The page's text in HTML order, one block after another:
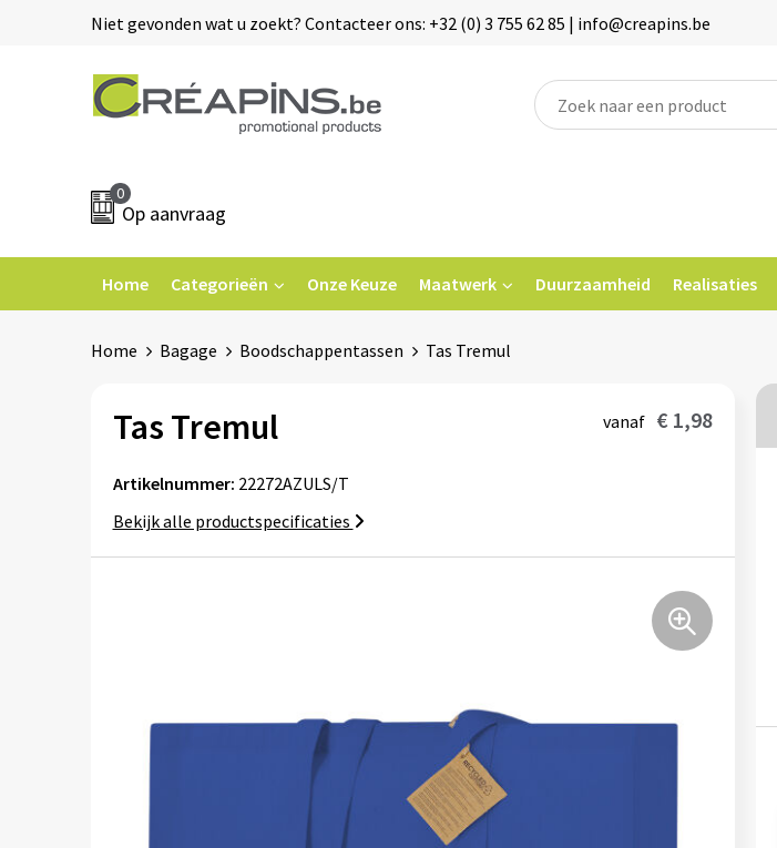
Niet gevonden wat u zoekt? Contacteer ons: +32 (0) 3 755 62 85 | info@creapins.be
0
Op aanvraag
Home Categorieën Onze Keuze Maatwerk Duurzaamheid Realisaties
Home Bagage Boodschappentassen Tas Tremul
Tas Tremul vanaf € 1,98
Artikelnummer: 22272AZULS/T
Bekijk alle productspecificaties